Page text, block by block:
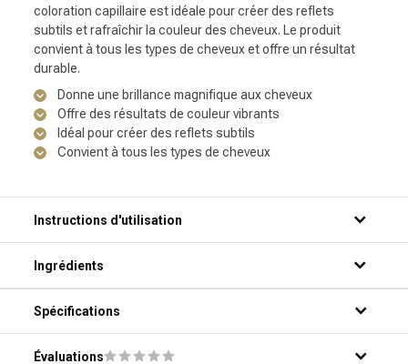
coloration capillaire est idéale pour créer des reflets
subtils et rafraîchir la couleur des cheveux. Le produit
convient à tous les types de cheveux et offre un résultat
durable.
Donne une brillance magnifique aux cheveux
Offre des résultats de couleur vibrants
Idéal pour créer des reflets subtils
Convient à tous les types de cheveux
Instructions d'utilisation
cheveux propres et secs.
Étape 2: Répartissez le produit uniformément sur les
cheveux, des racines jusqu'aux pointes.
recommandé.
Ingrédients
Spécifications
Évaluations